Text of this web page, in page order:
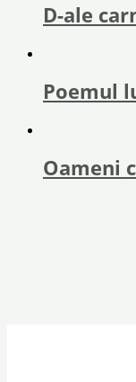
D-ale
Poemul
Oameni